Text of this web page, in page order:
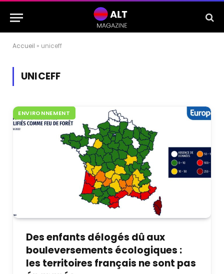
Accueil » uniceff
UNICEFF
ENVIRONNEMENT
Des enfants délogés dû aux
bouleversements écologiques :
les territoires français ne sont pas